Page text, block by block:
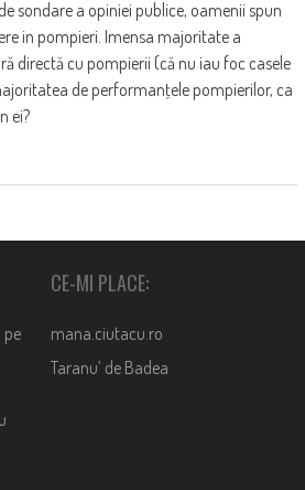
sondare a opiniei publice, oamenii spun
in pompieri. Imensa majoritate a
directă cu pompierii (că nu iau foc casele
de performanţele pompierilor, ca
ei?
pe
CE-MI PLACE:
mana.ciutacu.ro
Taranu’ de Badea